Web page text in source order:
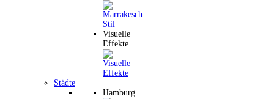
Visuelle
Effekte
Städte
Hamburg